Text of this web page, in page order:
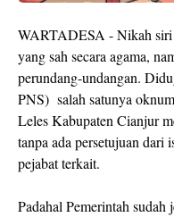
WARTADESA - Nikah siri
yang sah secara agama,
perundang-undangan.
PNS) salah satunya
Leles Kabupaten Cianjur
tanpa ada persetujuan
pejabat terkait.
Padahal Pemerintah